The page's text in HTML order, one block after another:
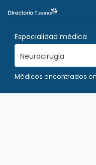
Especialidad médica
Neurocirugia
Médicos encontrados